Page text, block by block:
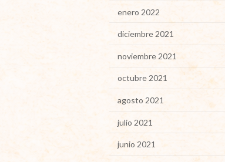
enero 2022
diciembre 2021
noviembre 2021
octubre 2021
agosto 2021
julio 2021
junio 2021